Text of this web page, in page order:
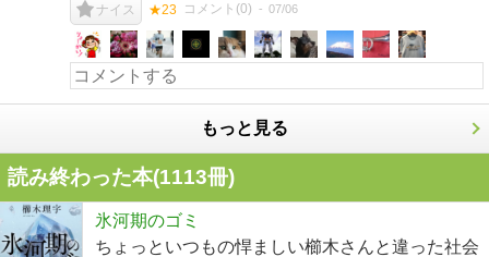
ナイス ★23 コメント(0) 07/06
もっと見る
読み終わった本(1113冊)
氷河期のゴミ
ちょっといつもの悍ましい櫛木さんと違った社会